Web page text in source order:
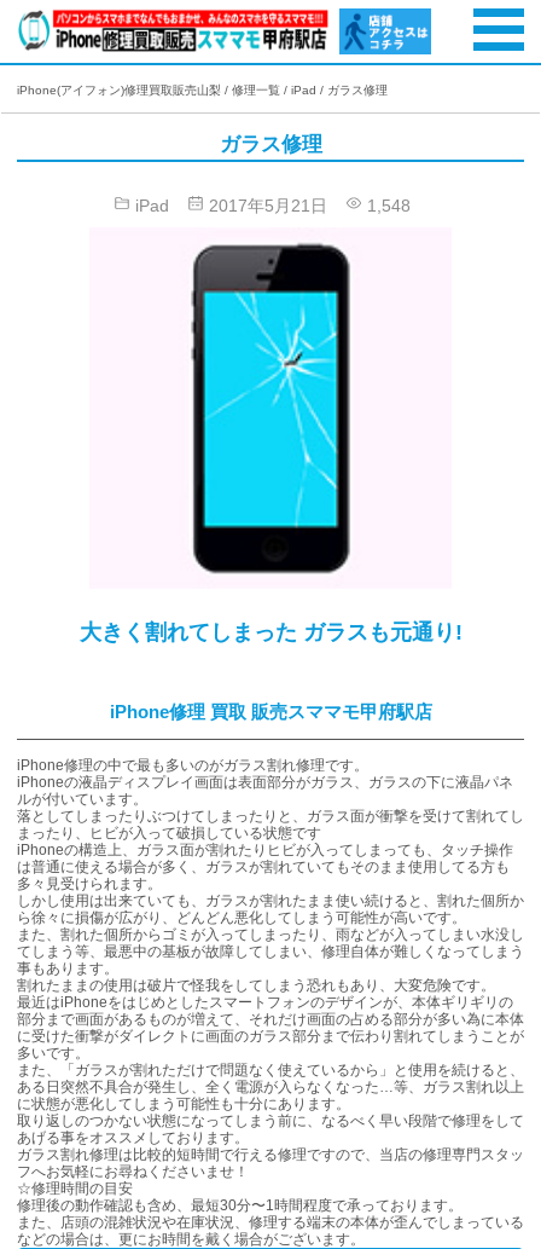
iPhone(アイフォン)修理買取販売山梨 / 修理一覧 / iPad / ガラス修理
ガラス修理
iPad 2017年5月21日 1,548
大きく割れてしまった ガラスも元通り!
iPhone修理 買取 販売スママモ甲府駅店
iPhone修理の中で最も多いのがガラス割れ修理です。
iPhoneの液晶ディスプレイ画面は表面部分がガラス、ガラスの下に液晶パネ
ルが付いています。
落としてしまったりぶつけてしまったりと、ガラス面が衝撃を受けて割れてし
まったり、ヒビが入って破損している状態です
iPhoneの構造上、ガラス面が割れたりヒビが入ってしまっても、タッチ操作
は普通に使える場合が多く、ガラスが割れていてもそのまま使用してる方も
多々見受けられます。
しかし使用は出来ていても、ガラスが割れたまま使い続けると、割れた個所か
ら徐々に損傷が広がり、どんどん悪化してしまう可能性が高いです。
また、割れた個所からゴミが入ってしまったり、雨などが入ってしまい水没し
てしまう等、最悪中の基板が故障してしまい、修理自体が難しくなってしまう
事もあります。
割れたままの使用は破片で怪我をしてしまう恐れもあり、大変危険です。
最近はiPhoneをはじめとしたスマートフォンのデザインが、本体ギリギリの
部分まで画面があるものが増えて、それだけ画面の占める部分が多い為に本体
に受けた衝撃がダイレクトに画面のガラス部分まで伝わり割れてしまうことが
多いです。
また、「ガラスが割れただけで問題なく使えているから」と使用を続けると、
ある日突然不具合が発生し、全く電源が入らなくなった…等、ガラス割れ以上
に状態が悪化してしまう可能性も十分にあります。
取り返しのつかない状態になってしまう前に、なるべく早い段階で修理をして
あげる事をオススメしております。
ガラス割れ修理は比較的短時間で行える修理ですので、当店の修理専門スタッ
フへお気軽にお尋ねくださいませ！
☆修理時間の目安
修理後の動作確認も含め、最短30分〜1時間程度で承っております。
また、店頭の混雑状況や在庫状況、修理する端末の本体が歪んでしまっている
などの場合は、更にお時間を戴く場合がございます。